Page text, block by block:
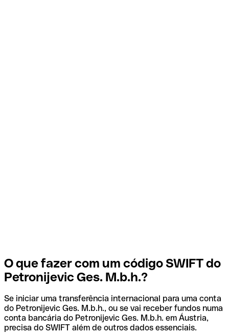
O que fazer com um código SWIFT do
Petronijevic Ges. M.b.h.?
Se iniciar uma transferência internacional para uma conta
do Petronijevic Ges. M.b.h., ou se vai receber fundos numa
conta bancária do Petronijevic Ges. M.b.h. em Áustria,
precisa do SWIFT além de outros dados essenciais.